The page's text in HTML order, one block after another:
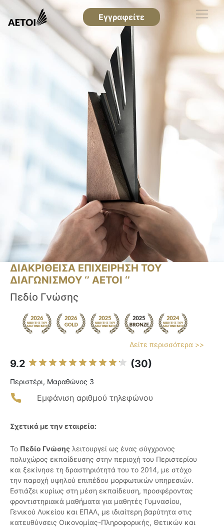
Εγγραφείτε
ΔΙΑΚΡΙΘΕΙΣΑ ΕΠΙΧΕΙΡΗΣΗ ΤΟΥ
ΔΙΑΓΩΝΙΣΜΟΥ ‘’ ΑΕΤΟΙ ‘’
Πεδίο Γνώσης
Δείτε περισσότερα >>
9.2 (30)
Περιστέρι, Μαραθώνος 3
Εμφάνιση αριθμού τηλεφώνου
Σχετικά με την εταιρεία:
Το Πεδίο Γνώσης λειτουργεί ως ένας σύγχρονος
πολυχώρος εκπαίδευσης στην περιοχή του Περιστερίου
και ξεκίνησε τη δραστηριότητά του το 2014, με στόχο
την παροχή υψηλού επιπέδου μορφωτικών υπηρεσιών.
Εστιάζει κυρίως στη μέση εκπαίδευση, προσφέροντας
φροντιστηριακά μαθήματα για μαθητές Γυμνασίου,
Γενικού Λυκείου και ΕΠΑΛ, με ιδιαίτερη βαρύτητα στις
κατευθύνσεις Οικονομίας-Πληροφορικής, Θετικών και